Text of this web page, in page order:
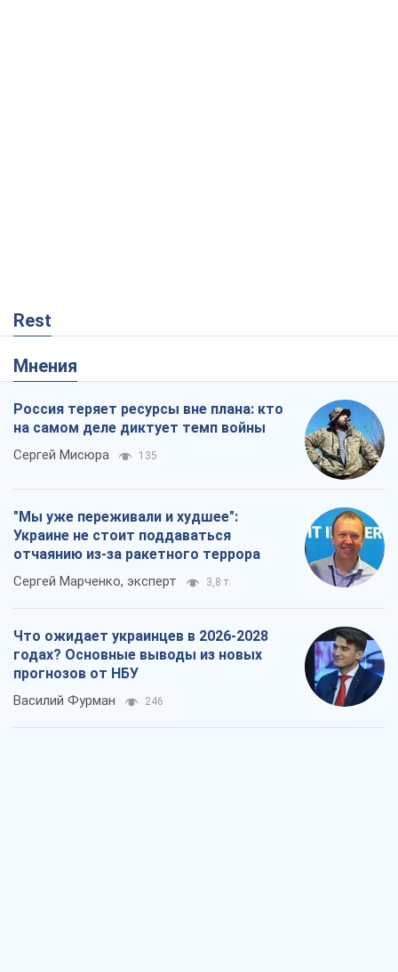
Rest
Мнения
Россия теряет ресурсы вне плана: кто
на самом деле диктует темп войны
Сергей Мисюра 135
"Мы уже переживали и худшее":
Украине не стоит поддаваться
отчаянию из-за ракетного террора
Сергей Марченко, эксперт 3,8 т.
Что ожидает украинцев в 2026-2028
годах? Основные выводы из новых
прогнозов от НБУ
Василий Фурман 246